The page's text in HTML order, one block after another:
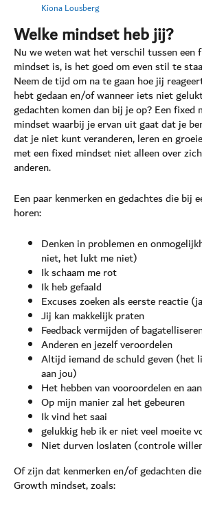
Kiona Lousberg
Welke mindset heb jij?
Nu we weten wat het verschil tussen een
mindset is, is het goed om even stil te
Neem de tijd om na te gaan hoe jij
hebt gedaan en/of wanneer iets niet
gedachten komen dan bij je op? Een fixed
mindset waarbij je ervan uit gaat dat je
dat je niet kunt veranderen, leren en
met een fixed mindset niet alleen over
anderen.
Een paar kenmerken en gedachtes die bij
horen:
Denken in problemen en
niet, het lukt me niet)
Ik schaam me rot
Ik heb gefaald
Excuses zoeken als eerste reactie
Jij kan makkelijk praten
Feedback vermijden of
Anderen en jezelf veroordelen
Altijd iemand de schuld geven (het
aan jou)
Het hebben van vooroordelen en
Op mijn manier zal het gebeuren
Ik vind het saai
gelukkig heb ik er niet veel moeite
Niet durven loslaten (controle
Of zijn dat kenmerken en/of gedachten
Growth mindset, zoals: